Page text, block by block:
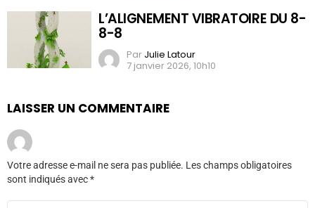
L’ALIGNEMENT VIBRATOIRE DU 8-
8-8
Par Julie Latour
7 janvier 2026, 10h10
LAISSER UN COMMENTAIRE
Votre adresse e-mail ne sera pas publiée. Les champs obligatoires
sont indiqués avec*